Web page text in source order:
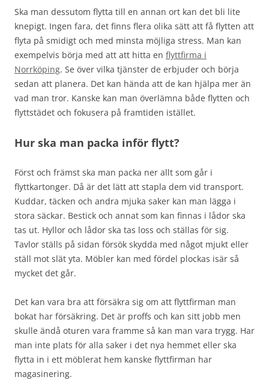
Ska man dessutom flytta till en annan ort kan det bli lite
knepigt. Ingen fara, det finns flera olika sätt att få flytten att
flyta på smidigt och med minsta möjliga stress. Man kan
exempelvis börja med att att hitta en flyttfirma i
Norrköping. Se över vilka tjänster de erbjuder och börja
sedan att planera. Det kan hända att de kan hjälpa mer än
vad man tror. Kanske kan man överlämna både flytten och
flyttstädet och fokusera på framtiden istället.
Hur ska man packa inför flytt?
Först och främst ska man packa ner allt som går i
flyttkartonger. Då är det lätt att stapla dem vid transport.
Kuddar, täcken och andra mjuka saker kan man lägga i
stora säckar. Bestick och annat som kan finnas i lådor ska
tas ut. Hyllor och lådor ska tas loss och ställas för sig.
Tavlor ställs på sidan försök skydda med något mjukt eller
ställ mot slät yta. Möbler kan med fördel plockas isär så
mycket det går.
Det kan vara bra att försäkra sig om att flyttfirman man
bokat har försäkring. Det är proffs och kan sitt jobb men
skulle ändå oturen vara framme så kan man vara trygg. Har
man inte plats för alla saker i det nya hemmet eller ska
flytta in i ett möblerat hem kanske flyttfirman har
magasinering.